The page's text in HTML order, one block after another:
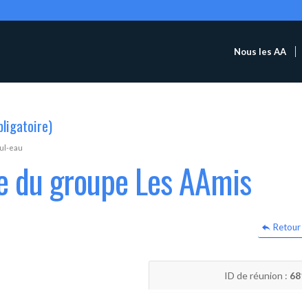
Nous les AA
eau
du groupe Les AAmis
Retour
ID de réunion :